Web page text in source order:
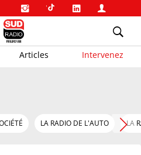
Articles Intervenez
LA RADIO DE L'AUTO LA